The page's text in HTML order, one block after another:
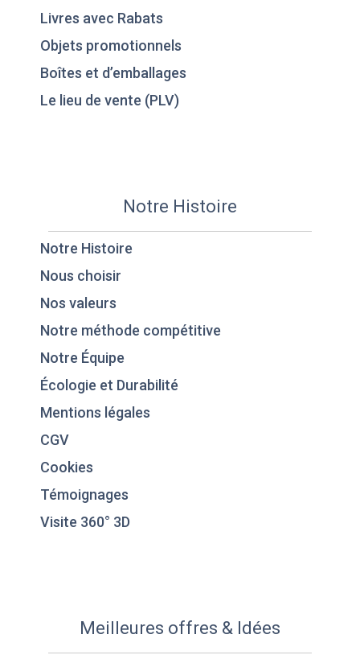
Livres avec Rabats
Objets promotionnels
Boîtes et d’emballages
Le lieu de vente (PLV)
Notre Histoire
Notre Histoire
Nous choisir
Nos valeurs
Notre méthode compétitive
Notre Équipe
Écologie et Durabilité
Mentions légales
CGV
Cookies
Témoignages
Visite 360° 3D
Meilleures offres & Idées